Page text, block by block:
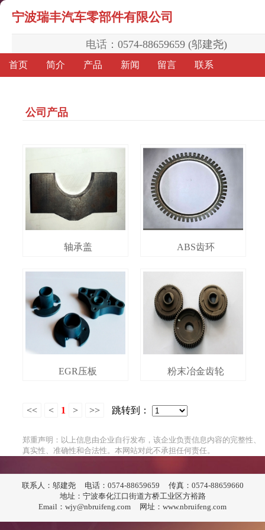
宁波瑞丰汽车零部件有限公司
电话： 0574-88659659 (邬建尧)
首页 简介 产品 新闻 留言 联系
公司产品
轴承盖 ABS齿环
EGR压板 粉末冶金齿轮
<< < 1 > >> 跳转到：
郑重声明：以上信息由企业自行发布，该企业负责信息内容的完整性、
真实性、准确性和合法性。本网站对此不承担任何责任。
联系人：邬建尧 电话：0574-88659659
传真：0574-88659660
地址：宁波奉化江口街道方桥工业区方裕路
Email：wjy@nbruifeng.com
网址：www.nbruifeng.com